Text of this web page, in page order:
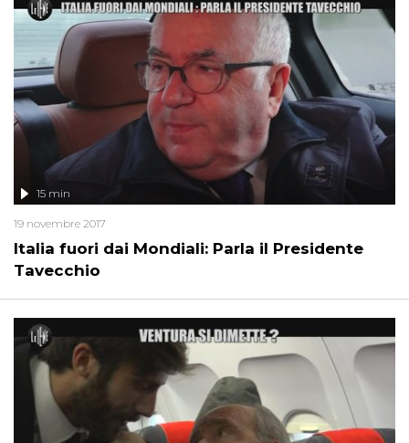
Italia fuori dai Mondiali: Parla il Presidente
Tavecchio
15 min
19 novembre 2017